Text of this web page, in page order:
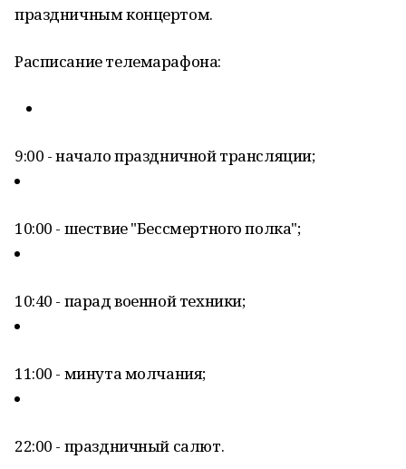
праздничным концертом.
Расписание телемарафона:
9:00 - начало праздничной трансляции;
10:00 - шествие "Бессмертного полка";
10:40 - парад военной техники;
11:00 - минута молчания;
22:00 - праздничный салют.